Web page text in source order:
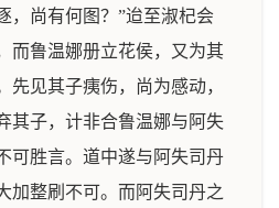
，尚有何图？”迨至淑杞会
而鲁温娜册立花侯，又为其
先见其子痍伤，尚为感动，
其子，计非合鲁温娜与阿失
可胜言。道中遂与阿失司丹
加整刷不可。而阿失司丹之